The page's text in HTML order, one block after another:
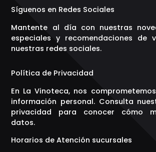
Síguenos en Redes Sociales
Mantente al día con nuestras
especiales y recomendaciones de
nuestras redes sociales.
Política de Privacidad
En La Vinoteca, nos
información personal. Consulta
privacidad para conocer cómo
datos.
Horarios de Atención sucursales